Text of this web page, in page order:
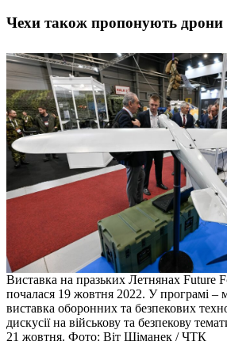
Чехи також пропонують дрони
Виставка на празьких Летнянах Future
почалася 19 жовтня 2022. У програмі –
виставка оборонних та безпекових
дискусії на військову та безпекову
21 жовтня. Фото: Віт Шіманек / ЧТК